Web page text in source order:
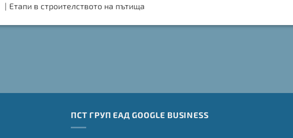
Етапи в строителството на пътища
ПСТ ГРУП ЕАД GOOGLE BUSINESS